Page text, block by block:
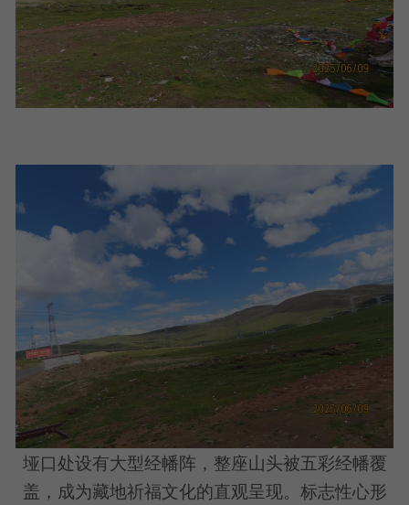
垭口处设有大型经幡阵，整座山头被五彩经幡覆
盖，成为藏地祈福文化的直观呈现。标志性心形